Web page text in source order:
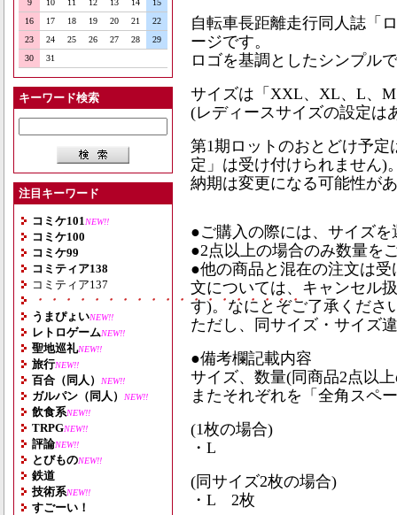
16
17 18 19 20 21
22
23
24 25 26 27 28
29
30
31
キーワード検索
注目キーワード
コミケ101 NEW!!
コミケ100
コミケ99
コミティア138
コミティア137
・・・・・・・・・・・・・・・・・・・
うまぴょいNEW!!
レトロゲームNEW!!
聖地巡礼NEW!!
旅行NEW!!
百合（同人） NEW!!
ガルパン（同人） NEW!!
飲食系NEW!!
TRPGNEW!!
評論NEW!!
とびものNEW!!
鉄道
技術系NEW!!
すごーい！
自転車長距離走行同人誌「
ージです。
ロゴを基調としたシンプル
サイズは「XXL、XL、L、
(レディースサイズの設定は
第1期ロットのおとどけ予
定」は受け付けられません)
納期は変更になる可能性が
●ご購入の際には、サイズ
●2点以上の場合のみ数量を
●他の商品と混在の注文は
文については、キャンセル
す)。なにとぞご了承くださ
ただし、同サイズ・サイズ
●備考欄記載内容
サイズ、数量(同商品2点以
またそれぞれを「全角スペ
(1枚の場合)
・L
(同サイズ2枚の場合)
・L 2枚